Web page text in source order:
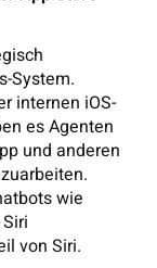
System.
internen iOS-
es Agenten
und anderen
wie
von Siri.